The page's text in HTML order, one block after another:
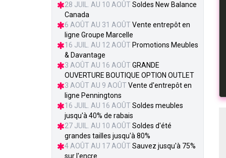
28 JUIL. AU 10 AOÛT Soldes New Balance
Canada
6 AOÛT AU 31 AOÛT Vente entrepôt en
ligne Groupe Marcelle
16 JUIL. AU 12 AOÛT Promotions Meubles
& Davantage
3 AOÛT AU 16 AOÛT GRANDE
OUVERTURE BOUTIQUE OPTION OUTLET
3 AOÛT AU 9 AOÛT Vente d'entrepôt en
ligne Penningtons
16 JUIL. AU 16 AOÛT Soldes meubles
jusqu'à 40% de rabais
27 JUIL. AU 10 AOÛT Soldes d'été
grandes tailles jusqu'à 80%
4 AOÛT AU 17 AOÛT Sauvez jusqu'à 75%
sur l'encre